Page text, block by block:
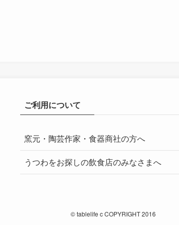
ご利用について
窯元・陶芸作家・食器商社の方へ
うつわをお探しの飲食店のみなさまへ
©tablelife c COPYRIGHT 2016